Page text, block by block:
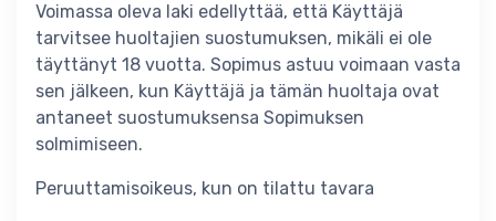
Voimassa oleva laki edellyttää, että Käyttäjä
tarvitsee huoltajien suostumuksen, mikäli ei ole
täyttänyt 18 vuotta. Sopimus astuu voimaan vasta
sen jälkeen, kun Käyttäjä ja tämän huoltaja ovat
antaneet suostumuksensa Sopimuksen
solmimiseen.
Peruuttamisoikeus, kun on tilattu tavara